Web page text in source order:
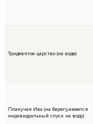
День в день
В день
переносятся в